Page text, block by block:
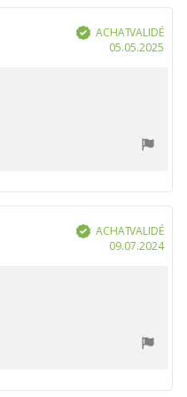
Vérifié
ACHAT VALIDÉ
05.05.2025
Vérifié
ACHAT VALIDÉ
Date
09.07.2024